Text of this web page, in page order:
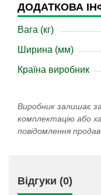
ДОДАТКОВА
Вага (кг)
Ширина (мм)
Країна виробник
Виробник залишає
комплектацію або
повідомлення
Відгуки (0)